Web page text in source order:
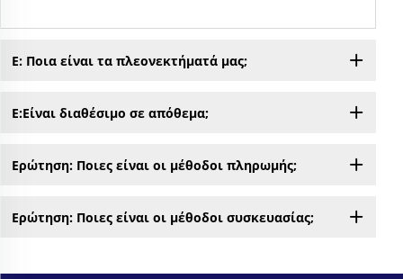
Ε: Ποια είναι τα πλεονεκτήματά μας;
Ε:Είναι διαθέσιμο σε απόθεμα;
Ερώτηση: Ποιες είναι οι μέθοδοι πληρωμής;
Ερώτηση: Ποιες είναι οι μέθοδοι συσκευασίας;